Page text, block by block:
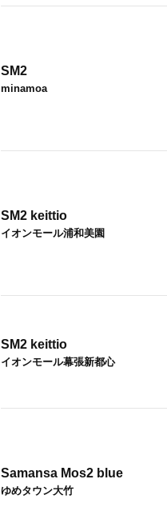
SM2
minamoa
SM2 keittio
イオンモール浦和美園
SM2 keittio
イオンモール幕張新都心
Samansa Mos2 blue
ゆめタウン大竹